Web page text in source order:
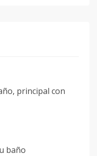
principal con
baño